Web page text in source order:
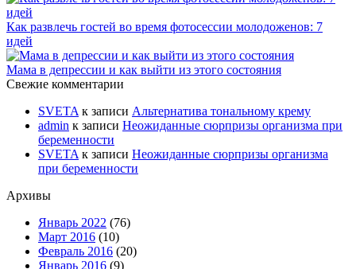
Как развлечь гостей во время фотосессии молодоженов: 7
идей
Мама в депрессии и как выйти из этого состояния
Свежие комментарии
SVETA к записи Альтернатива тональному крему
admin к записи Неожиданные сюрпризы организма при
беременности
SVETA к записи Неожиданные сюрпризы организма
при беременности
Архивы
Январь 2022 (76)
Март 2016 (10)
Февраль 2016 (20)
Январь 2016 (9)